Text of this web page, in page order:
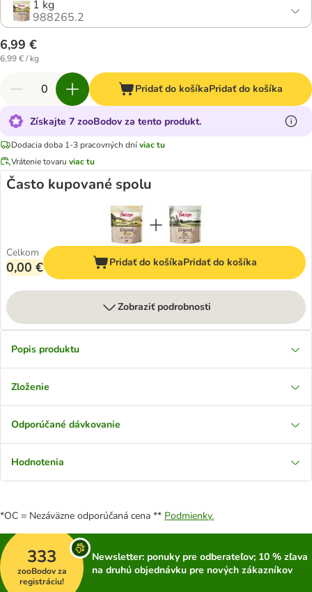
1 kg
988265.2
6,99 €
6,99 € / kg
Pridať do košíkaPridať do košíka
Získajte 7 zooBodov za tento produkt.
Dodacia doba 1-3 pracovných dníviac tu
Vrátenie tovaru viac tu
Často kupované spolu
Celkom
0,00 € Pridať do košíkaPridať do košíka
Zobraziť podrobnosti
Popis produktu
Zloženie
Odporúčané dávkovanie
Hodnotenia
*OC = Nezáväzne odporúčaná cena ** Podmienky.
333
zooBodov za
registráciu!
Newsletter: ponuky pre odberateľov; 10 % zľava
na druhú objednávku pre nových zákazníkov